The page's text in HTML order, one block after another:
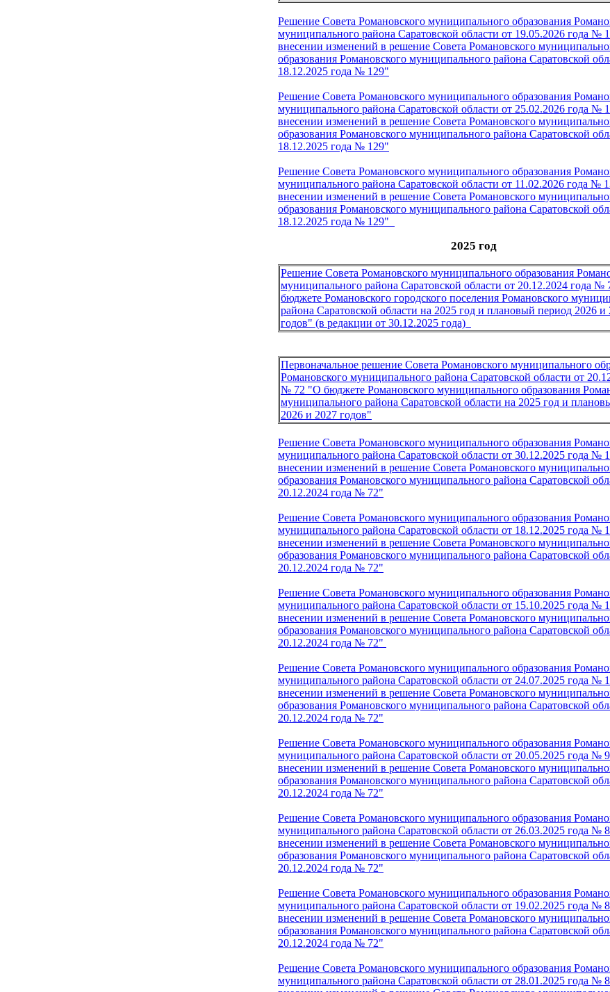
Решение Совета Романовского муниципального образования
муниципального района Саратовской области от 19.05.2026 года №
внесении изменений в решение Совета Романовского
образования Романовского муниципального района Саратовской
18.12.2025 года № 129"
Решение Совета Романовского муниципального образования
муниципального района Саратовской области от 25.02.2026 года №
внесении изменений в решение Совета Романовского
образования Романовского муниципального района Саратовской
18.12.2025 года № 129"
Решение Совета Романовского муниципального образования
муниципального района Саратовской области от 11.02.2026 года №
внесении изменений в решение Совета Романовского
образования Романовского муниципального района Саратовской
18.12.2025 года № 129"
2025 год
Решение Совета Романовского муниципального образования
муниципального района Саратовской области от 20.12.2024 года №
бюджете Романовского городского поселения Романовского
района Саратовской области на 2025 год и плановый период 2026 и
годов" (в редакции от 30.12.2025 года)
Первоначальное решение Совета Романовского муниципального
Романовского муниципального района Саратовской области от
№ 72 "О бюджете Романовского муниципального образования
муниципального района Саратовской области на 2025 год и
2026 и 2027 годов"
Решение Совета Романовского муниципального образования
муниципального района Саратовской области от 30.12.2025 года №
внесении изменений в решение Совета Романовского
образования Романовского муниципального района Саратовской
20.12.2024 года № 72"
Решение Совета Романовского муниципального образования
муниципального района Саратовской области от 18.12.2025 года №
внесении изменений в решение Совета Романовского
образования Романовского муниципального района Саратовской
20.12.2024 года № 72"
Решение Совета Романовского муниципального образования
муниципального района Саратовской области от 15.10.2025 года №
внесении изменений в решение Совета Романовского
образования Романовского муниципального района Саратовской
20.12.2024 года № 72"
Решение Совета Романовского муниципального образования
муниципального района Саратовской области от 24.07.2025 года №
внесении изменений в решение Совета Романовского
образования Романовского муниципального района Саратовской
20.12.2024 года № 72"
Решение Совета Романовского муниципального образования
муниципального района Саратовской области от 20.05.2025 года №
внесении изменений в решение Совета Романовского
образования Романовского муниципального района Саратовской
20.12.2024 года № 72"
Решение Совета Романовского муниципального образования
муниципального района Саратовской области от 26.03.2025 года №
внесении изменений в решение Совета Романовского
образования Романовского муниципального района Саратовской
20.12.2024 года № 72"
Решение Совета Романовского муниципального образования
муниципального района Саратовской области от 19.02.2025 года №
внесении изменений в решение Совета Романовского
образования Романовского муниципального района Саратовской
20.12.2024 года № 72"
Решение Совета Романовского муниципального образования
муниципального района Саратовской области от 28.01.2025 года №